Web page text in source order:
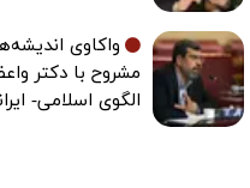
واکاوی
مشروح با دکتر
الگوی اسلامی-